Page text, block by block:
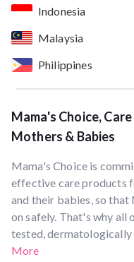
Indonesia
Malaysia
Philippines
Mama's Choice,
Mothers & Babies
Mama's Choice is
effective care products
and their babies, so that
on safely. That's why all
tested, dermatologically
More